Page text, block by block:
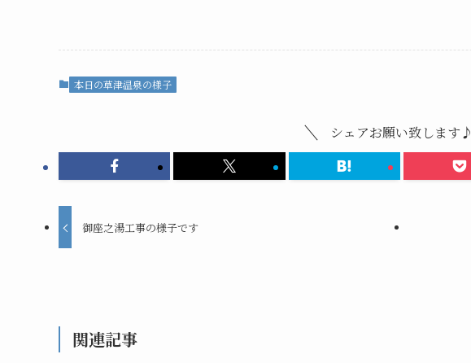
本日の草津温泉の様子
シェアお願い致します♪
御座之湯工事の様子です
関連記事